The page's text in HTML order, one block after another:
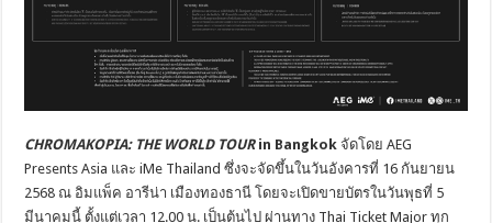
CHROMAKOPIA: THE WORLD TOURin Bangkokจัดโดย AEG
Presents Asia และ iMe Thailand ซึ่งจะจัดขึ้นในวันอังคารที่ 16 กันยายน
2568 ณ อิมแพ็ค อารีน่า เมืองทองธานี โดยจะเปิดขายบัตรในวันพุธที่ 5
มีนาคมนี้ ตั้งแต่เวลา 12.00 น. เป็นต้นไป ผ่านทาง Thai Ticket Major ทุก